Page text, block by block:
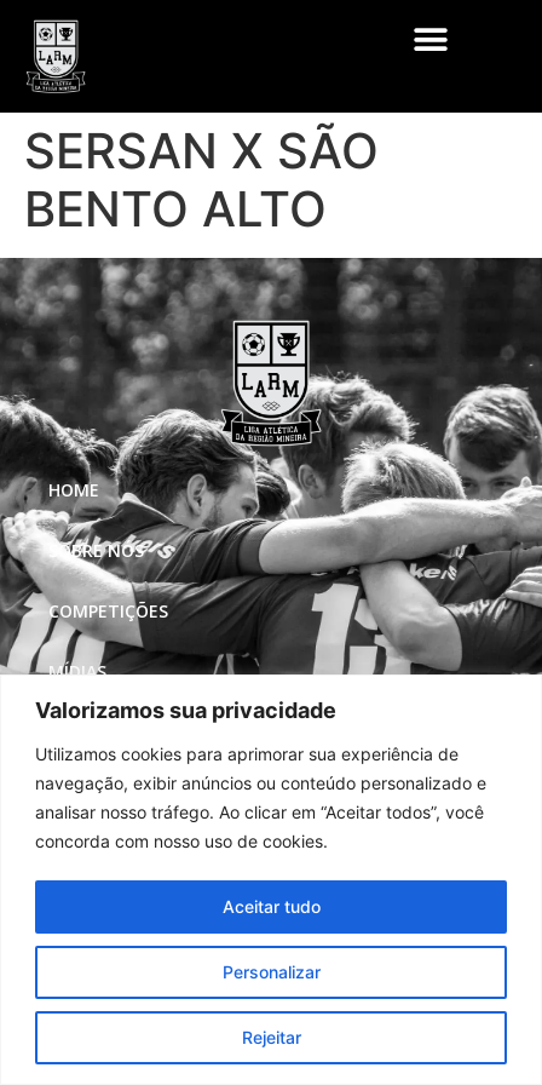
Valorizamos sua privacidade
Utilizamos cookies para aprimorar sua experiência de
navegação, exibir anúncios ou conteúdo personalizado e
analisar nosso tráfego. Ao clicar em “Aceitar todos”, você
concorda com nosso uso de cookies.
Personalizar
Rejeitar
Aceitar tudo
SERSAN X SÃO
BENTO ALTO
HOME
SOBRE NÓS
COMPETIÇÕES
MÍDIAS
REDES SOCIAIS